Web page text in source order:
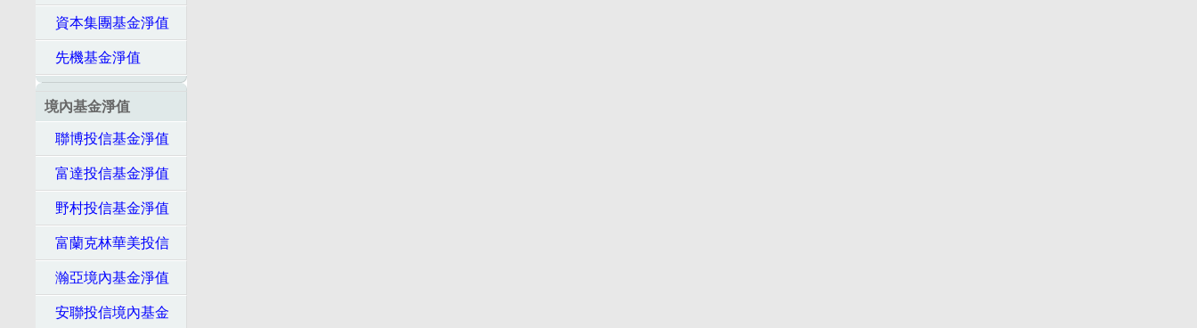
資本集團基金淨值
先機基金淨值
境內基金淨值
聯博投信基金淨值
富達投信基金淨值
野村投信基金淨值
富蘭克林華美投信
瀚亞境內基金淨值
安聯投信境內基金